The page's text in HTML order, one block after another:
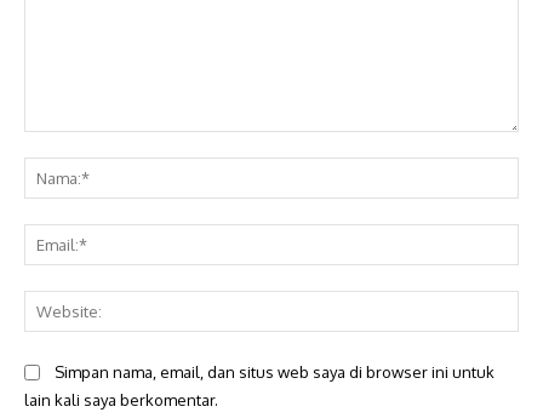
Simpan nama, email, dan situs web saya di browser ini untuk
lain kali saya berkomentar.